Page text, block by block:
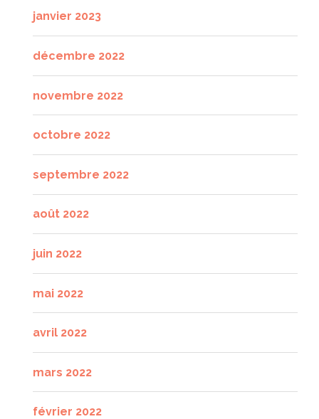
janvier 2023
décembre 2022
novembre 2022
octobre 2022
septembre 2022
août 2022
juin 2022
mai 2022
avril 2022
mars 2022
février 2022